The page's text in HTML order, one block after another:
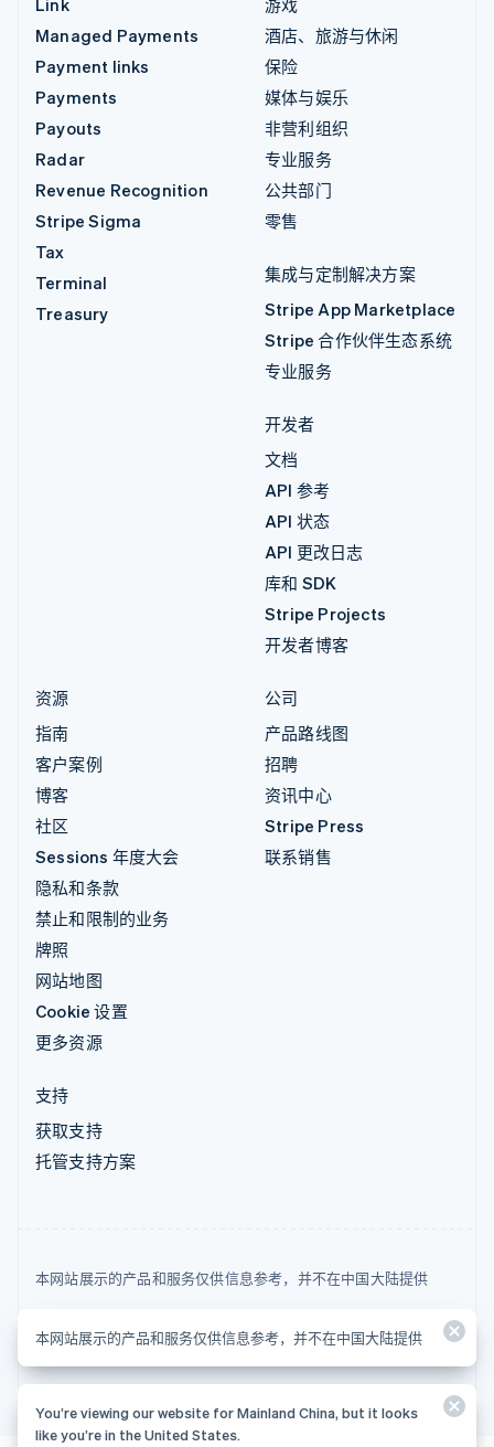
Managed Payments
Payment links
Payments
Payouts
Radar
Revenue Recognition
Stripe Sigma
Tax
Terminal
Treasury
酒店、旅游与休闲
保险
媒体与娱乐
非营利组织
专业服务
公共部门
零售
集成与定制解决方案
Stripe App Marketplace
Stripe 合作伙伴生态系统
专业服务
开发者
文档
API 参考
API 状态
API 更改日志
库和 SDK
Stripe Projects
开发者博客
资源
指南
客户案例
博客
社区
Sessions 年度大会
隐私和条款
禁止和限制的业务
牌照
网站地图
Cookie 设置
更多资源
公司
产品路线图
招聘
资讯中心
Stripe Press
联系销售
支持
获取支持
托管支持方案
本网站展示的产品和服务仅供信息参考，并不在中国大陆提供
© 2026 Stripe, LLC
本网站展示的产品和服务仅供信息参考，并不在中国大陆提供
You’re viewing our website for Mainland China, but it looks
like you’re in the United States.